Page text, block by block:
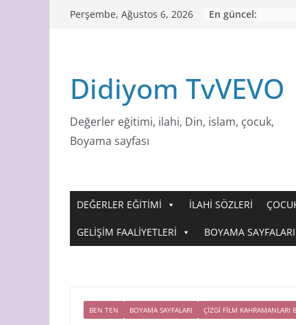
Perşembe, Ağustos 6, 2026 En güncel:
Didiyom TvVEVO
Değerler eğitimi, ilahi, Din, islam, çocuk,
Boyama sayfası
DEĞERLER EĞİTİMİ İLAHİ SÖZLERİ
GELİŞİM FAALİYETLERİ BOYAMA SAYFALARI
BEN TEN BOYAMA SAYFALARI ÇIZGI FILM KAHRAMANLARI